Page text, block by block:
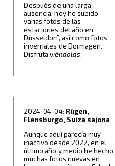
Después de una larga
ausencia, hoy he subido
varias fotos de las
estaciones del año en
Düsseldorf, así como fotos
invernales de Dormagen.
Disfrutaviéndolas.
2024-04-04: Rügen,
Flensburgo, Suiza sajona
Aunque aquí parecía muy
inactivo desde 2022, en el
último año y medio he hecho
muchas fotos nuevas en